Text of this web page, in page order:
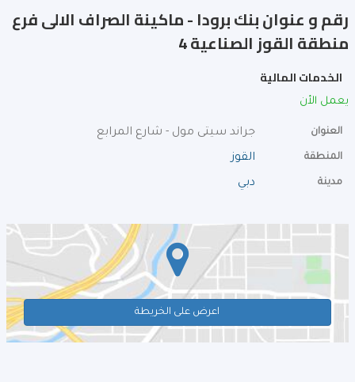
رقم و عنوان بنك برودا - ماكينة الصراف الالى فرع
منطقة القوز الصناعية 4
الخدمات المالية
يعمل الأن
العنوان جراند سيتى مول - شارع المرابع
المنطقة القوز
مدينة دبي
اعرض على الخريطة